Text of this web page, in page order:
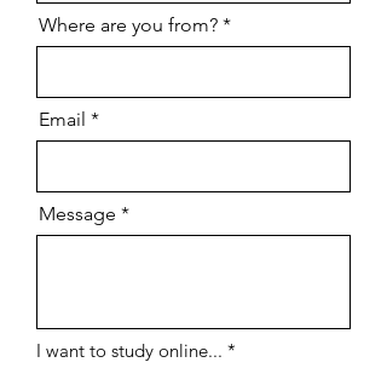
Where are you from?
Email
Message
I want to study online... *